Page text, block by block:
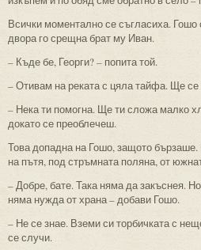
Всички моментално се съгласиха.
двора го срещна брат му Иван.
– Къде бе, Георги? – попита той.
– Отивам на реката с цяла тайфа. Ще
– Нека ти помогна. Ще ти сложа малко
докато се преоблечеш.
Това допадна на Гошо, защото бързаше.
на пътя, под стръмната поляна, от
– Добре, бате. Така няма да закъснея.
няма нужда от храна – добави Гошо.
– Не се знае. Вземи си торбичката с
се случи.